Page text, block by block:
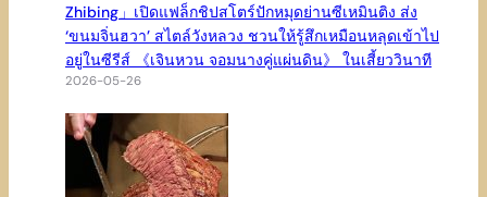
Zhibing」เปิดแฟล็กชิปสโตร์ปักหมุดย่านซีเหมินติง ส่ง
‘ขนมจิ่นฮวา’ สไตล์วังหลวง ชวนให้รู้สึกเหมือนหลุดเข้าไป
อยู่ในซีรีส์ 《เจินหวน จอมนางคู่แผ่นดิน》 ในเสี้ยววินาที
2026-05-26